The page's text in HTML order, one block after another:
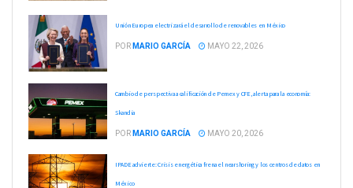
Unión Europea electrizará el desarrollo de renovables en México
POR MARIO GARCÍA MAYO 22, 2026
Cambio de perspectiva a calificación de Pemex y CFE, alerta para la economía:
Skandia
POR MARIO GARCÍA MAYO 20, 2026
IPADE advierte: Crisis energética frena el nearshoring y los centros de datos en
México